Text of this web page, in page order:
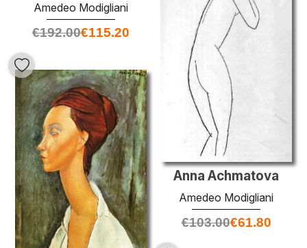
Amedeo Modigliani
€192.00€115.20
Anna Achmatova
Amedeo Modigliani
€103.00€61.80